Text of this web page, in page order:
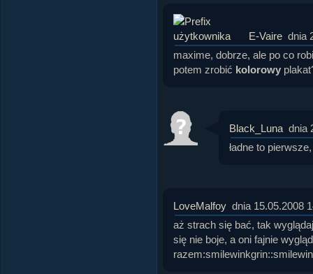
E-Vaire dnia
maxime, dobrze, ale po co
potem zrobić kolorowy
Black_Luna dnia
ładne to
LoveMalfoy dnia 15.05.2008
aż strach się bać, tak
się nie boje, a oni fajnie